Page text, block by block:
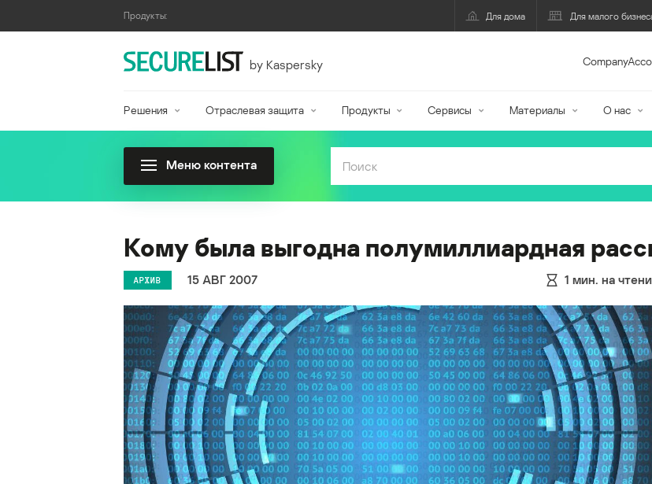
Продукты: Для дома Для малого
by Kaspersky
Решения Отраслевая защита Продукты Сервисы Материалы О нас
Меню контента
Кому была выгодна полумиллиардная
АРХИВ 15 АВГ 2007 1 мин. на